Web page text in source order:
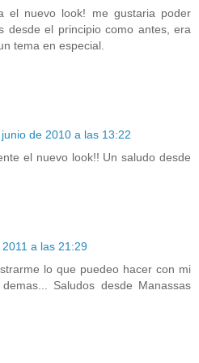
el nuevo look! me gustaria poder
desde el principio como antes, era
tema en especial.
de 2010 a las 13:22
el nuevo look!! Un saludo desde
a las 21:29
lo que puedeo hacer con mi
Saludos desde Manassas